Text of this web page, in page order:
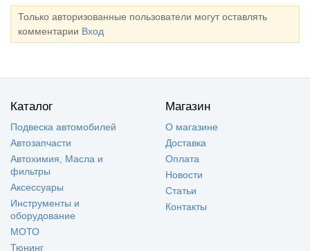
Только авторизованные пользователи могут оставлять
комментарии Вход
Каталог
Подвеска автомобилей
Автозапчасти
Автохимия, Масла и
фильтры
Аксессуары
Инструменты и
оборудование
МОТО
Тюнинг
Магазин
О магазине
Доставка
Оплата
Новости
Статьи
Контакты